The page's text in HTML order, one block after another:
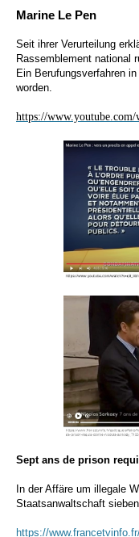
Marine Le Pen
Seit ihrer Verurteilung
Rassemblement national
Ein Berufungsverfahren
worden.
https://
Sept ans de prison
In der Affäre um illegale
Staatsanwaltschaft
https://